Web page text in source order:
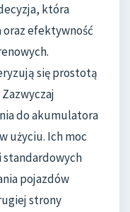
która
efektywność
się prostotą
do akumulatora
użyciu. Ich moc
standardowych
pojazdów
strony